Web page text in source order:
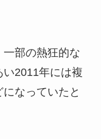
部の熱狂的な
2011年には複
なっていたと